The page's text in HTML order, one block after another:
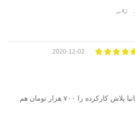
خیر
2020-12-02
ببخشید یعنی شما سونیک مانیا پلاش کارکرده را ۷۰۰ هزار تومان هم